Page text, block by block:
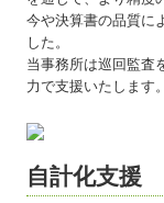
今や決算書の品質に
した。
当事務所は巡回監査
力で支援いたします。
自計化支援